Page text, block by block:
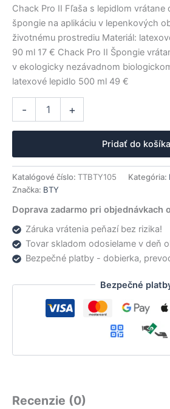
Chack Pro II Fľaša s lepidlom vrátane
špongie na aplikáciu v lepenkových
životnému prostrediu Materiál:
90 ml 17 € Chack Pro II Špongie
v ekologicky nezávadnom
latexové lepidlo 500 ml 49 €
-
II
90ml
+
Pridať do košíka
Katalógové číslo: TTBTY105 Kategória:
Značka: BTY
Doprava zadarmo pri objednávkach
Záruka vrátenia peňazí bez rizika!
Tovar skladom odosielame v deň
Bezpečné platby - dobierka,
Bezpečné
Recenzie (0)